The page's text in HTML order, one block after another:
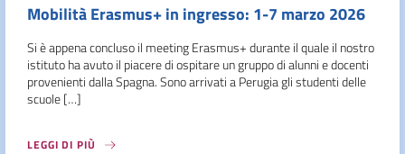
Mobilità Erasmus+ in ingresso: 1-7 marzo 2026
Si è appena concluso il meeting Erasmus+ durante il quale il nostro
istituto ha avuto il piacere di ospitare un gruppo di alunni e docenti
provenienti dalla Spagna. Sono arrivati a Perugia gli studenti delle
scuole […]
LEGGI DI PIÙ